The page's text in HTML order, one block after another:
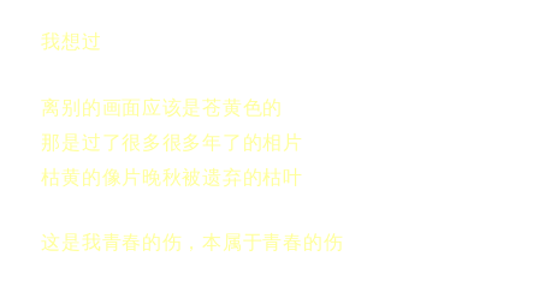
我想过
离别的画面应该是苍黄色的
那是过了很多很多年了的相片
枯黄的像片晚秋被遗弃的枯叶
这是我青春的伤，本属于青春的伤